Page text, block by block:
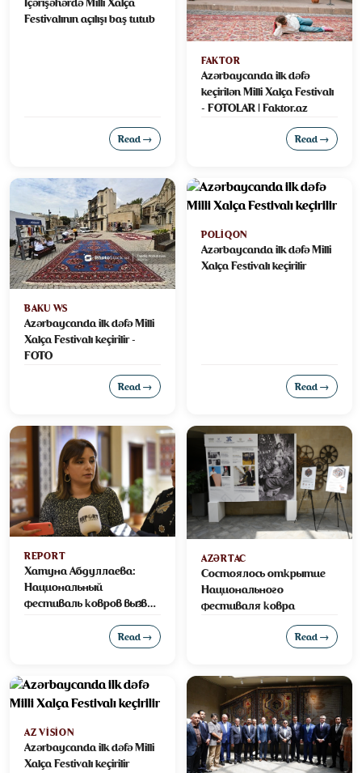
Festivalının açılışı baş tutub
Read →
FAKTOR
Azərbaycanda ilk dəfə
keçirilən Milli Xalça Festivalı
- FOTOLAR | Faktor.az
Read →
BAKU WS
Azərbaycanda ilk dəfə Milli
Xalça Festivalı keçirilir -
FOTO
Read →
POLIQON
Azərbaycanda ilk dəfə Milli
Xalça Festivalı keçirilir
Read →
REPORT
Хатуна Абдуллаева:
Национальный
фестиваль ковров вызвал
Read →
AZƏRTAC
Состоялось открытие
Национального
фестиваля ковра
Read →
AZ VISION
Azərbaycanda ilk dəfə Milli
Xalça Festivalı keçirilir